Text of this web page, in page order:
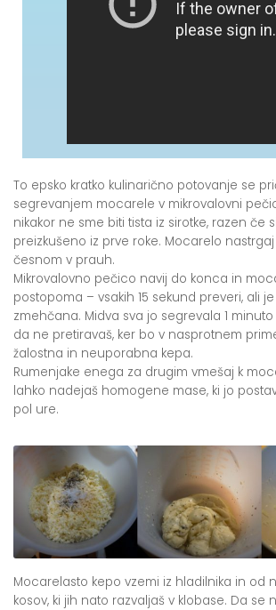
To epsko kratko kulinarično potovanje se
segrevanjem mocarele v mikrovalovni
nikakor ne sme biti tista iz sirotke, razen če
preizkušeno iz prve roke. Mocarelo
česnom v prauh.
Mikrovalovno pečico navij do konca in
postopoma – vsakih 15 sekund preveri, ali
zmehčana. Midva sva jo segrevala 1 minuto
da ne pretiravaš, ker bo v nasprotnem
žalostna in neuporabna kepa.
Rumenjake enega za drugim vmešaj k
lahko nadejaš homogene mase, ki jo
pol ure.
Mocarelasto kepo vzemi iz hladilnika in od
kosov, ki jih nato razvaljaš v klobase. Da se